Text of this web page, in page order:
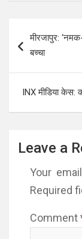
navigation
मीरजापुर:
बच्चा
INX मीडिया
Leave a
Your
Required
Comment